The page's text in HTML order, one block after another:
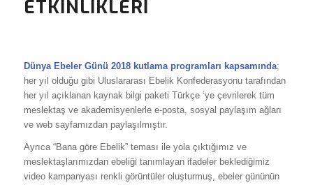
ETKINLIKLERI
Dünya Ebeler Günü 2018 kutlama programları kapsamında;
her yıl olduğu gibi Uluslararası Ebelik Konfederasyonu tarafından
her yıl açıklanan kaynak bilgi paketi Türkçe ‘ye çevrilerek tüm
meslektaş ve akademisyenlerle e-posta, sosyal paylaşım ağları
ve web sayfamızdan paylaşılmıştır.
Ayrıca “Bana göre Ebelik” teması ile yola çıktığımız ve
meslektaşlarımızdan ebeliği tanımlayan ifadeler beklediğimiz
video kampanyası renkli görüntüler oluşturmuş, ebeler gününün